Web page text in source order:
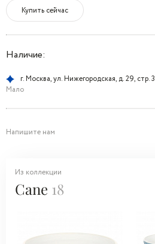
Купить сейчас
Наличие:
г. Москва, ул. Нижегородская, д. 29, стр. 3
Мало
Напишите нам
Из коллекции
Cane 18